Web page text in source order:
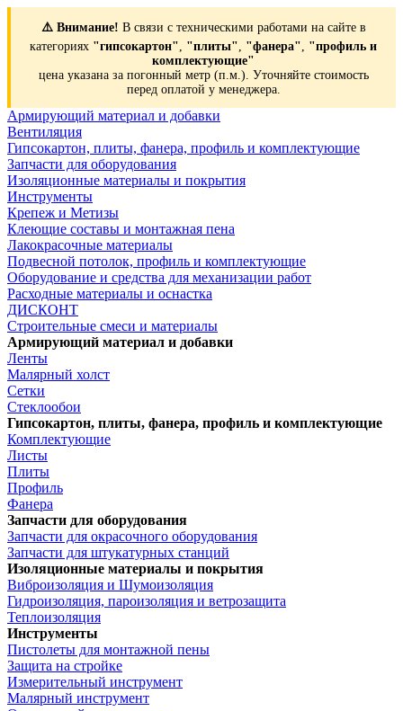
⚠️ Внимание! В связи с техническими работами на сайте в
категориях "гипсокартон", "плиты", "фанера", "профиль и
комплектующие"
цена указана за погонный метр (п.м.). Уточняйте стоимость
перед оплатой у менеджера.
Армирующий материал и добавки
Вентиляция
Гипсокартон, плиты, фанера, профиль и комплектующие
Запчасти для оборудования
Изоляционные материалы и покрытия
Инструменты
Крепеж и Метизы
Клеющие составы и монтажная пена
Лакокрасочные материалы
Подвесной потолок, профиль и комплектующие
Оборудование и средства для механизации работ
Расходные материалы и оснастка
ДИСКОНТ
Строительные смеси и материалы
Армирующий материал и добавки
Ленты
Малярный холст
Сетки
Стеклообои
Гипсокартон, плиты, фанера, профиль и комплектующие
Комплектующие
Листы
Плиты
Профиль
Фанера
Запчасти для оборудования
Запчасти для окрасочного оборудования
Запчасти для штукатурных станций
Изоляционные материалы и покрытия
Виброизоляция и Шумоизоляция
Гидроизоляция, пароизоляция и ветрозащита
Теплоизоляция
Инструменты
Пистолеты для монтажной пены
Защита на стройке
Измерительный инструмент
Малярный инструмент